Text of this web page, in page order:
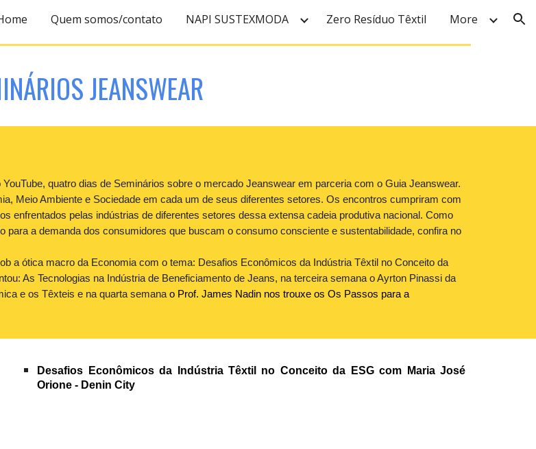
Skip to navigation
Quem somos/contato NAPI SUSTEXMODA Zero Resíduo Têxtil More
JEANSWEAR
quatro dias de Seminários sobre o mercado Jeanswear em parceria com o Guia Jeanswear.
Meio Ambiente e Sociedade em cada um de seus diferentes setores. Os encontros cumpriram com
enfrentados pelas indústrias de diferentes setores dessa extensa cadeia produtiva nacional. Como
a demanda dos consumidores que buscam o consumo consciente e sustentabilidade, confira no
a ótica macro da Economia com o tema: Desafios Econômicos da Indústria Têxtil no Conceito da
As Tecnologias na Indústria de Beneficiamento de Jeans, na terceira semana o Ayrton Pinassi da
e os Têxteis e na quarta semana o Prof. James Nadin nos trouxe os Os Passos para a
Desafios Econômicos da Indústria Têxtil no Conceito da ESG com Maria José
Orione - Denin City